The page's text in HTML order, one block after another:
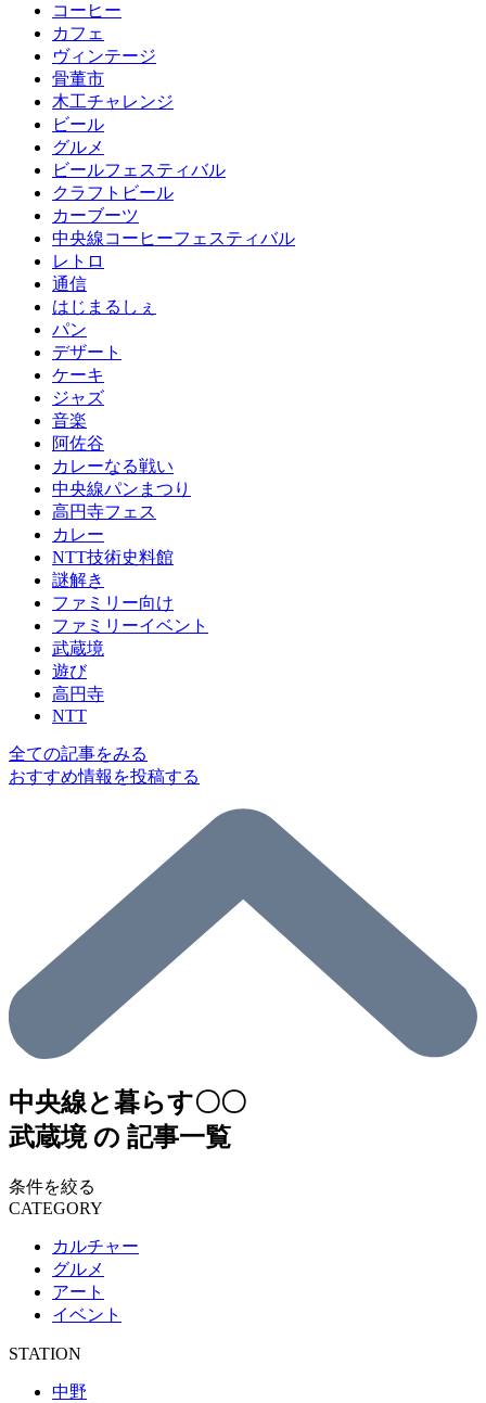
コーヒー
カフェ
ヴィンテージ
骨董市
木工チャレンジ
ビール
グルメ
ビールフェスティバル
クラフトビール
カーブーツ
中央線コーヒーフェスティバル
レトロ
通信
はじまるしぇ
パン
デザート
ケーキ
ジャズ
音楽
阿佐谷
カレーなる戦い
中央線パンまつり
高円寺フェス
カレー
NTT技術史料館
謎解き
ファミリー向け
ファミリーイベント
武蔵境
遊び
高円寺
NTT
全ての記事をみる
おすすめ情報を投稿する
中央線と暮らす〇〇
武蔵境 の 記事一覧
条件を絞る
CATEGORY
カルチャー
グルメ
アート
イベント
STATION
中野